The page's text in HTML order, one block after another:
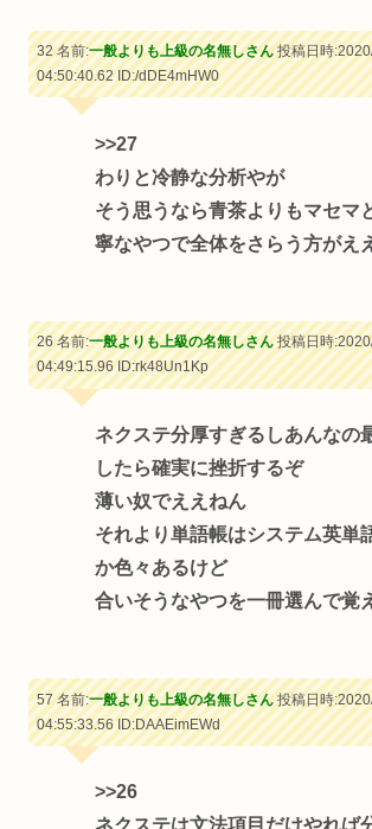
32 名前:一般よりも上級の名無しさん投稿日時
04:50:40.62ID:/dDE4mHW0
>>27
わりと冷静な分析やが
そう思うなら青茶よりもマセマ
寧なやつで全体をさらう方がえ
26 名前:一般よりも上級の名無しさん投稿日時
04:49:15.96ID:rk48Un1Kp
ネクステ分厚すぎるしあんなの
したら確実に挫折するぞ
薄い奴でええねん
それより単語帳はシステム英単
か色々あるけど
合いそうなやつを一冊選んで覚
57 名前:一般よりも上級の名無しさん投稿日時
04:55:33.56ID:DAAEimEWd
>>26